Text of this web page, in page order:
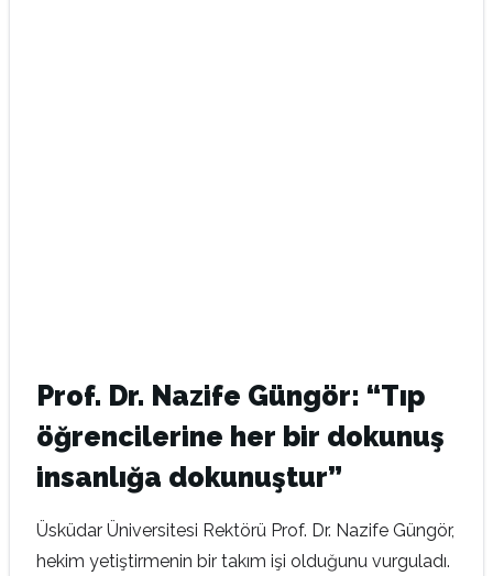
Prof. Dr. Nazife Güngör: “Tıp
öğrencilerine her bir dokunuş
insanlığa dokunuştur”
Üsküdar Üniversitesi Rektörü Prof. Dr. Nazife Güngör,
hekim yetiştirmenin bir takım işi olduğunu vurguladı.